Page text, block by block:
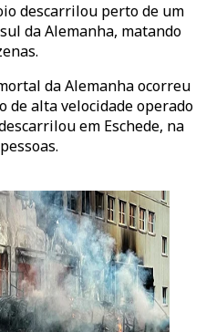
descarrilou perto de um
da Alemanha, matando
da Alemanha ocorreu
de alta velocidade operado
em Eschede, na